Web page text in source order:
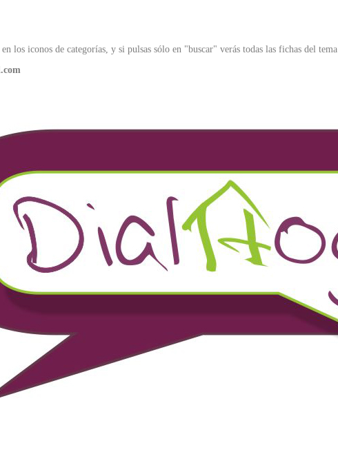
en los iconos de categorías, y si pulsas sólo en "buscar" verás todas las fichas del tema